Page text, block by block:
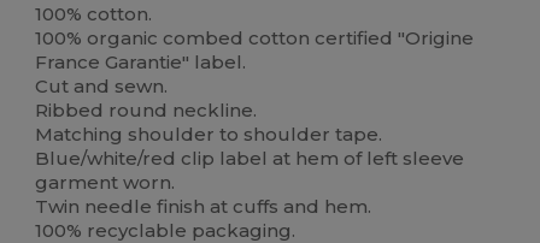
100% cotton.
100% organic combed cotton certified "Origine
France Garantie" label.
Cut and sewn.
Ribbed round neckline.
Matching shoulder to shoulder tape.
Blue/white/red clip label at hem of left sleeve
garment worn.
Twin needle finish at cuffs and hem.
100% recyclable packaging.